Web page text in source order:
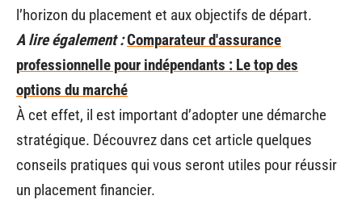
l’horizon du placement et aux objectifs de départ.
A lire également :Comparateur d'assurance
professionnelle pour indépendants : Le top des
options du marché
À cet effet, il est important d’adopter une démarche
stratégique. Découvrez dans cet article quelques
conseils pratiques qui vous seront utiles pour réussir
un placement financier.